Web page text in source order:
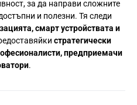
за да направи сложните
и полезни. Тя следи
смарт устройствата и
стратегически
предприемачи
.